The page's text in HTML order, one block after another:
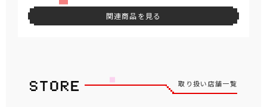
関連商品を見る
取り扱い店舗一覧